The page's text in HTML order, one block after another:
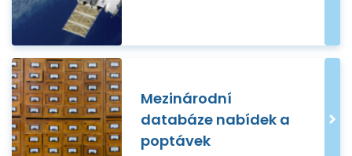
Mezinárodní
databáze nabídek a
poptávek